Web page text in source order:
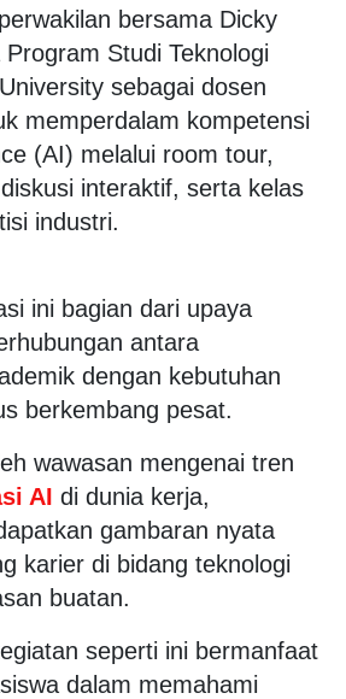
bersama Dicky
Studi Teknologi
sebagai dosen
memperdalam kompetensi
(AI) melalui room tour,
interaktif, serta kelas
industri.
ini bagian dari upaya
antara
dengan kebutuhan
berkembang pesat.
wawasan mengenai tren
AI di dunia kerja,
gambaran nyata
karier di bidang teknologi
buatan.
seperti ini bermanfaat
dalam memahami